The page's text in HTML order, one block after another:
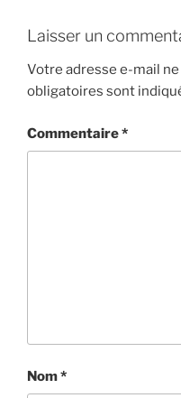
Laisser un
Votre adresse e-mail
obligatoires sont
Commentaire*
Nom*